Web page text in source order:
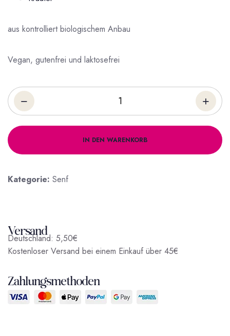
aus kontrolliert biologischem Anbau
Vegan, gutenfrei und laktosefrei
IN DEN WARENKORB
Kategorie: Senf
Versand
Deutschland: 5,50€
Kostenloser Versand bei einem Einkauf über 45€
Zahlungsmethoden